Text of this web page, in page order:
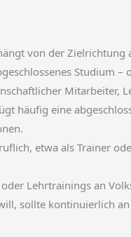
von der Zielrichtung
Studium
Mitarbeiter,
häufig eine
etwa als Trainer
Lehrtrainings an
sollte kontinuierlich